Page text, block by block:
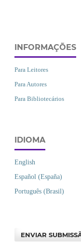
INFORMAÇÕES
Para Leitores
Para Autores
Para Bibliotecários
IDIOMA
English
Español (España)
Português (Brasil)
ENVIAR